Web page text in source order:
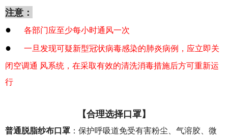
注意：
●
各部门应至少每小时通风一次
●
一旦发现可疑新型冠状病毒感染的肺炎病例，应立即关
闭空调通 风系统，在采取有效的清洗消毒措施后方可重新运
行
【合理选择口罩】
普通脱脂纱布口罩 ：保护呼吸道免受有害粉尘、气溶胶、微